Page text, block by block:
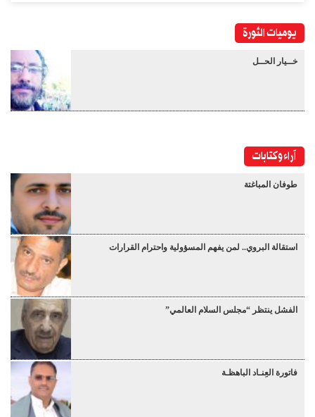
يوميات الثورة
خــيار الحــل
آراء وكتابات
طوفان المباغتة
استقالة البروي.. لمن يفهم المسؤولية واحترام القرارات
الفشل ينتظر “مجلس السلام العالمي”
فاتورة العِنـاد الباهظـة